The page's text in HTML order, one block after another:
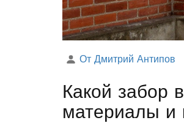
От Дмитрий Антипов
Какой забор
материалы и